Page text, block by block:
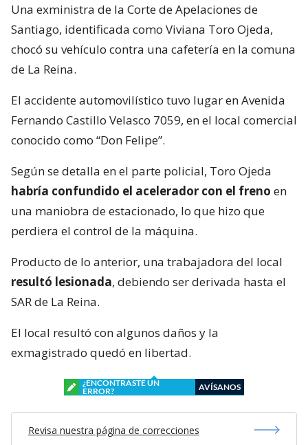
Una exministra de la Corte de Apelaciones de
Santiago, identificada como Viviana Toro Ojeda,
chocó su vehículo contra una cafetería en la comuna
de La Reina.
El accidente automovilístico tuvo lugar en Avenida
Fernando Castillo Velasco 7059, en el local comercial
conocido como “Don Felipe”.
Según se detalla en el parte policial, Toro Ojeda
habría confundido el acelerador con el freno en
una maniobra de estacionado, lo que hizo que
perdiera el control de la máquina.
Producto de lo anterior, una trabajadora del local
resultó lesionada, debiendo ser derivada hasta el
SAR de La Reina.
El local resultó con algunos daños y la
exmagistrado quedó en libertad.
¿ENCONTRASTE UN
ERROR?
AVÍSANOS
Revisa nuestra página de correcciones